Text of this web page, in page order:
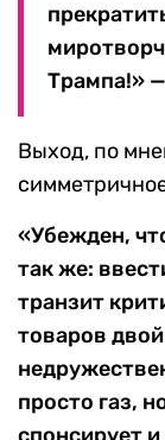
Трампа!»
Выход, по
«Убежден,
так же:
транзит
товаров
просто газ,